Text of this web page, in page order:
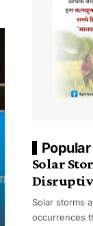
Solar
Solar storms
occurrences